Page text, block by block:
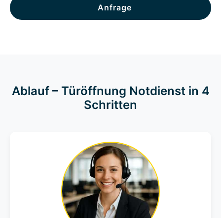
Anfrage
Ablauf – Türöffnung Notdienst in 4
Schritten